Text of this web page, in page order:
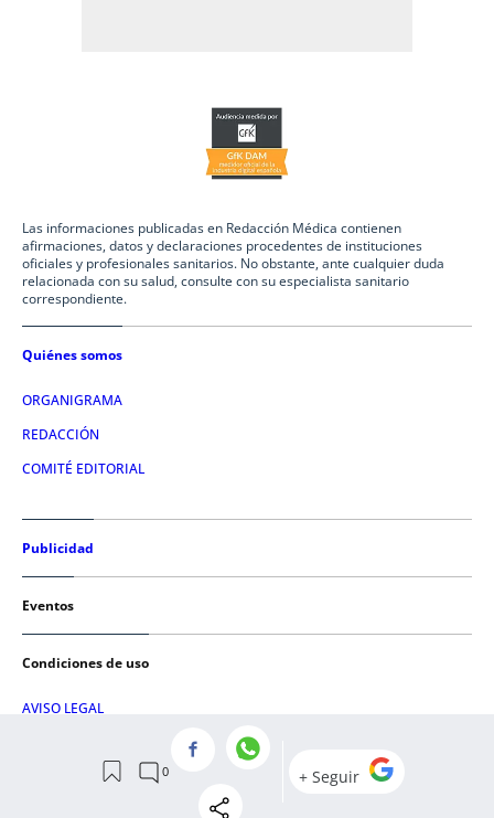
Las informaciones publicadas en Redacción Médica contienen
afirmaciones, datos y declaraciones procedentes de instituciones
oficiales y profesionales sanitarios. No obstante, ante cualquier duda
relacionada con su salud, consulte con su especialista sanitario
correspondiente.
Quiénes somos
ORGANIGRAMA
REDACCIÓN
COMITÉ EDITORIAL
Publicidad
Eventos
Condiciones de uso
AVISO LEGAL
POLÍTICA DE COOKIES